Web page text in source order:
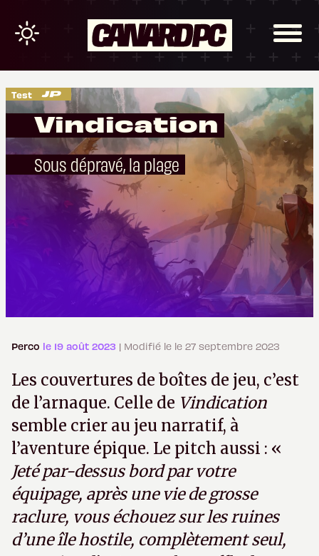
Test
Vindication
Sous dépravé, la plage
Perco le 19 août 2023 | Modifié le le 27 septembre 2023
Les couvertures de boîtes de jeu, c’est
de l’arnaque. Celle de Vindication
semble crier au jeu narratif, à
l’aventure épique. Le pitch aussi : «
Jeté par-dessus bord par votre
équipage, après une vie de grosse
raclure, vous échouez sur les ruines
d’une île hostile, complètement seul,